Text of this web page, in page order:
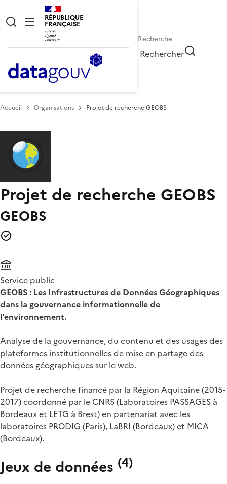
RÉPUBLIQUE
FRANÇAISE
Rechercher
Accueil Organisations Projet de recherche GEOBS
Projet de recherche GEOBS
GEOBS
Service public
GEOBS : Les Infrastructures de Données Géographiques
dans la gouvernance informationnelle de
l'environnement.
Analyse de la gouvernance, du contenu et des usages des
plateformes institutionnelles de mise en partage des
données géographiques sur le web.
Projet de recherche financé par la Région Aquitaine (2015-
2017) coordonné par le CNRS (Laboratoires PASSAGES à
Bordeaux et LETG à Brest) en partenariat avec les
laboratoires PRODIG (Paris), LaBRI (Bordeaux) et MICA
(Bordeaux).
Jeux de données (4)